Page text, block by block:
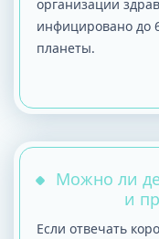
организации
инфицировано до
планеты.
Можно ли
и
Если отвечать